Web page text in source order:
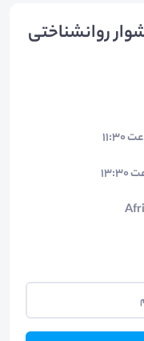
روانشناختی